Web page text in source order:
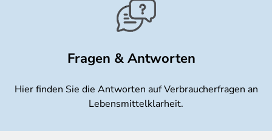
Fragen & Antworten
Hier finden Sie die Antworten auf Verbraucherfragen an
Lebensmittelklarheit.